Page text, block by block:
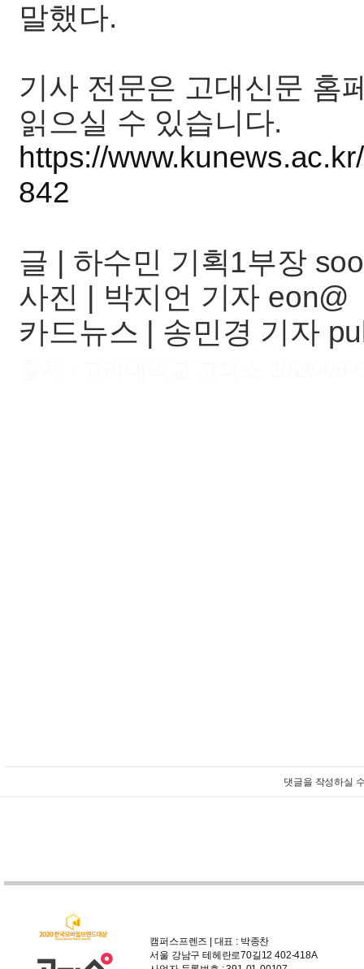
말했다.
기사 전문은 고대신문 홈
읽으실 수 있습니다.
https://
842
글 | 하수민 기획1부장
사진 | 박지언 기자 eon@
카드뉴스 | 송민경 기자
댓글을 작성하실
캠퍼스프렌즈 | 대표 : 박종찬
서울 강남구 테헤란로70길12 402-418A